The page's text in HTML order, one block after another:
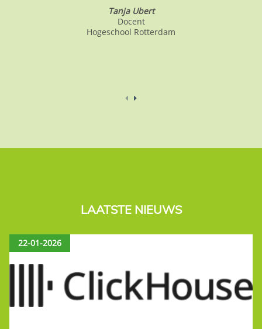
Tanja Ubert
Docent
Hogeschool Rotterdam
LAATSTE NIEUWS
22-01-2026